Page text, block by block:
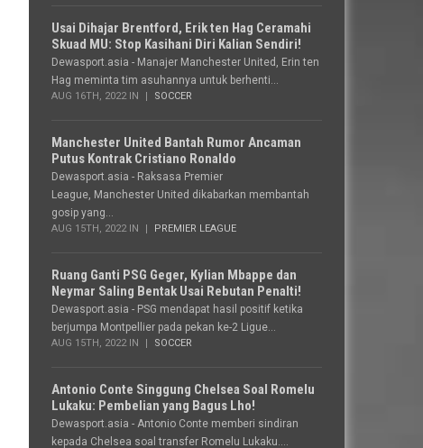
Usai Dihajar Brentford, Erik ten Hag Ceramahi
Skuad MU: Stop Kasihani Diri Kalian Sendiri!
Dewasport.asia - Manajer Manchester United, Erin ten
Hag meminta tim asuhannya untuk berhenti...
AUG 16TH, 2022 IN SOCCER
Manchester United Bantah Rumor Ancaman
Putus Kontrak Cristiano Ronaldo
Dewasport.asia - Raksasa Premier
League, Manchester United dikabarkan membantah
gosip yang...
AUG 15TH, 2022 IN PREMIER LEAGUE
Ruang Ganti PSG Geger, Kylian Mbappe dan
Neymar Saling Bentak Usai Rebutan Penalti!
Dewasport.asia - PSG mendapat hasil positif ketika
berjumpa Montpellier pada pekan ke-2 Ligue...
AUG 15TH, 2022 IN SOCCER
Antonio Conte Singgung Chelsea Soal Romelu
Lukaku: Pembelian yang Bagus Lho!
Dewasport.asia - Antonio Conte memberi sindiran
kepada Chelsea soal transfer Romelu Lukaku....